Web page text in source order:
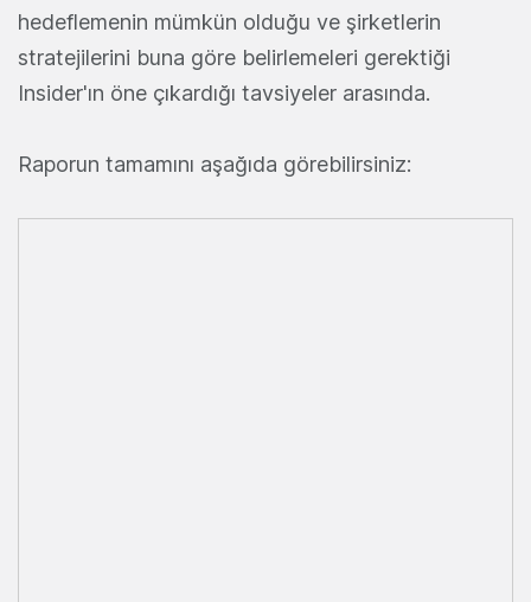
hedeflemenin mümkün olduğu ve şirketlerin
stratejilerini buna göre belirlemeleri gerektiği
Insider'ın öne çıkardığı tavsiyeler arasında.
Raporun tamamını aşağıda görebilirsiniz: